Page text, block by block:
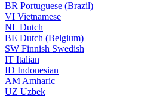
BR Portuguese (Brazil)
VI Vietnamese
NL Dutch
BE Dutch (Belgium)
SW Finnish Swedish
IT Italian
ID Indonesian
AM Amharic
UZ Uzbek